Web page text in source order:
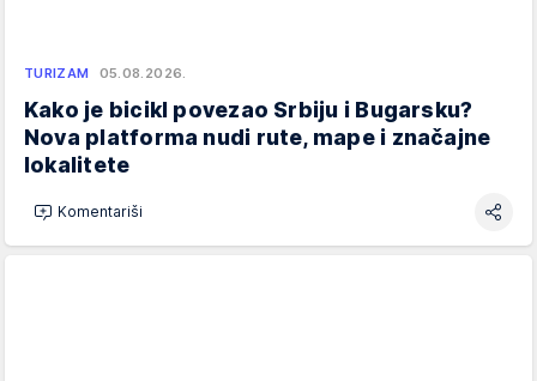
TURIZAM 05.08.2026.
Kako je bicikl povezao Srbiju i Bugarsku?
Nova platforma nudi rute, mape i značajne
lokalitete
Komentariši